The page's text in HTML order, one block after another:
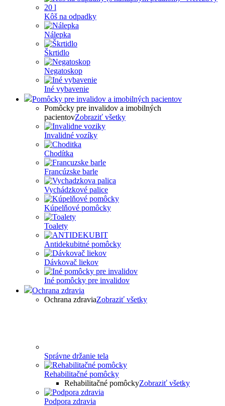
Kôš na odpadky
Nálepka
Škrtidlo
Negatoskop
Iné vybavenie
Pomôcky pre invalidov a imobilných pacientov
Pomôcky pre invalidov a imobilných
pacientovZobraziť všetky
Invalidné vozíky
Chodítka
Francúzske barle
Vychádzkové palice
Kúpelňové pomôcky
Toalety
Antidekubitné pomôcky
Dávkovač liekov
Iné pomôcky pre invalidov
Ochrana zdravia
Ochrana zdraviaZobraziť všetky
Správne držanie tela
Rehabilitačné pomôcky
Rehabilitačné pomôckyZobraziť všetky
Podpora zdravia